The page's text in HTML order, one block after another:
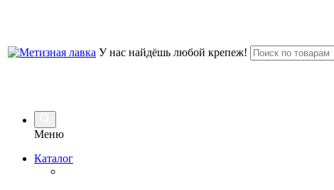
У нас найдёшь любой крепеж!
Меню
Каталог